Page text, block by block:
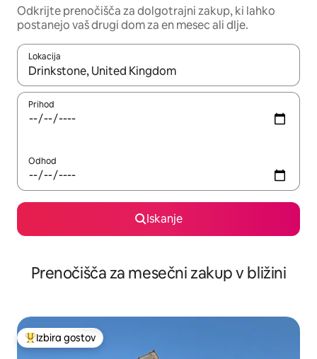
Odkrijte prenočišča za dolgotrajni zakup, ki lahko
postanejo vaš drugi dom za en mesec ali dlje.
Lokacija
Ko so rezultati na voljo, krmarite s puščičnima tipkama gor in
Prihod
Odhod
Iskanje
Prenočišča za mesečni zakup v bližini
Najbolj priljubljena prenočišča z značko »Izbira gostov«
Izbira gostov